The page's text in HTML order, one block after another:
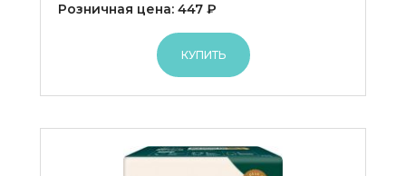
Розничная цена: 447 ₽
КУПИТЬ